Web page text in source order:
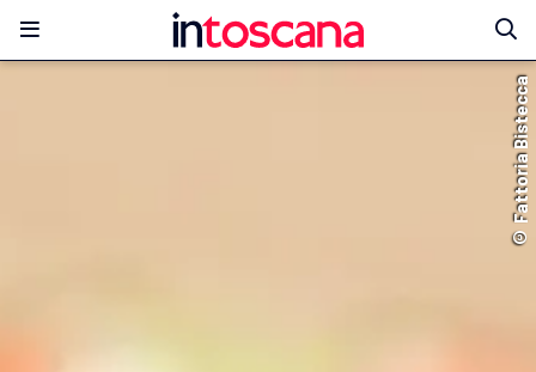
© Fattoria Bistecca